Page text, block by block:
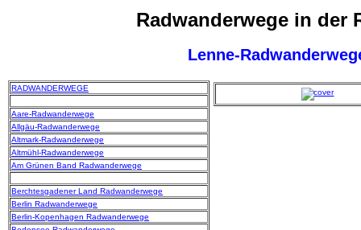
Radwanderwege in der
Lenne-
RADWANDERWEGE
Aare-Radwanderwege
Allgäu-Radwanderwege
Altmark-Radwanderwege
Altmühl-Radwanderwege
Am Grünen Band Radwanderwege
Berchtesgadener Land Radwanderwege
Berlin Radwanderwege
Berlin-Kopenhagen Radwanderwege